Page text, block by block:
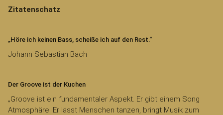
Zitatenschatz
„Höre ich keinen Bass, scheiße ich auf den Rest.“
Johann Sebastian Bach
Der Groove ist der Kuchen
„Groove ist ein fundamentaler Aspekt. Er gibt einem Song
Atmosphäre. Er lässt Menschen tanzen, bringt Musik zum